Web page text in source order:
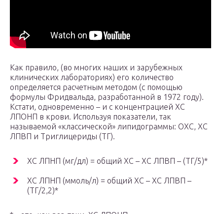
Как правило, (во многих наших и зарубежных
клинических лабораториях) его количество
определяется расчетным методом (с помощью
формулы Фридвальда, разработанной в 1972 году).
Кстати, одновременно – и с концентрацией ХС
ЛПОНП в крови. Используя показатели, так
называемой «классической» липидограммы: ОХС, ХС
ЛПВП и Триглицериды (ТГ).
ХС ЛПНП (мг/дл) = общий ХС – ХС ЛПВП – (ТГ/5)*
ХС ЛПНП (ммоль/л) = общий ХС – ХС ЛПВП –
(ТГ/2,2)*